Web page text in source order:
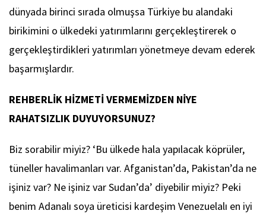
dünyada birinci sırada olmuşsa Türkiye bu alandaki
birikimini o ülkedeki yatırımlarını gerçekleştirerek o
gerçekleştirdikleri yatırımları yönetmeye devam ederek
başarmışlardır.
REHBERLİK HİZMETİ VERMEMİZDEN NİYE
RAHATSIZLIK DUYUYORSUNUZ?
Biz sorabilir miyiz? ‘Bu ülkede hala yapılacak köprüler,
tüneller havalimanları var. Afganistan’da, Pakistan’da ne
işiniz var? Ne işiniz var Sudan’da’ diyebilir miyiz? Peki
benim Adanalı soya üreticisi kardeşim Venezuelalı en iyi